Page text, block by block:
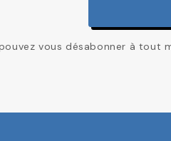
vous désabonner à tout